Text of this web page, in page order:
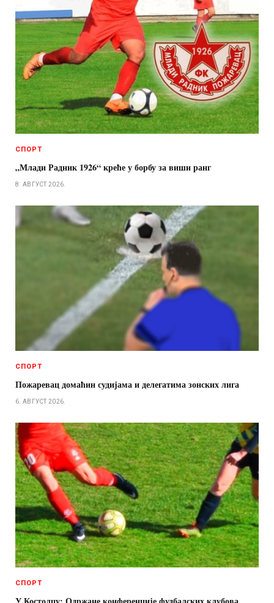
СПОРТ
„Млади Радник 1926“ креће у борбу за виши ранг
8. АВГУСТ 2026.
СПОРТ
Пожаревац домаћин судијама и делегатима зонских лига
6. АВГУСТ 2026.
СПОРТ